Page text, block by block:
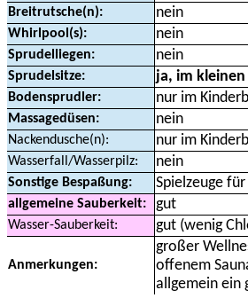
Breitrutsche(n): nein
Whirlpool(s): nein
Sprudelliegen: nein
Sprudelsitze: ja, im kleinen
Bodensprudler: nur im
Massagedüsen: nein
Nackendusche(n): nur im
Wasserfall/Wasserpilz: nein
Sonstige Bespaßung: Spielzeuge
allgemeine Sauberkeit: gut
Wasser-Sauberkeit: gut (wenig
Anmerkungen:
großer
offenem
allgemein ein